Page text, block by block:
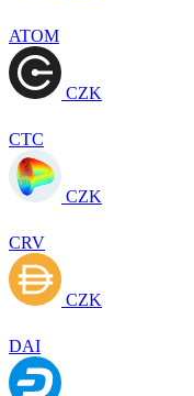
ATOM
CZK
CTC
CZK
CRV
CZK
DAI